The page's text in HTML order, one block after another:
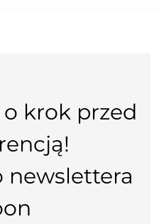
o krok przed
newslettera